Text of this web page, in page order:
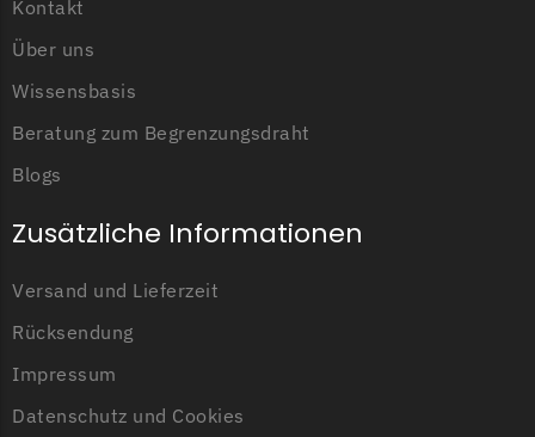
Zoef Robot
Zoef Robot Messer
Kontakt
Über uns
Wissensbasis
Beratung zum Begrenzungsdraht
Blogs
Zusätzliche Informationen
Versand und Lieferzeit
Rücksendung
Impressum
Datenschutz und Cookies